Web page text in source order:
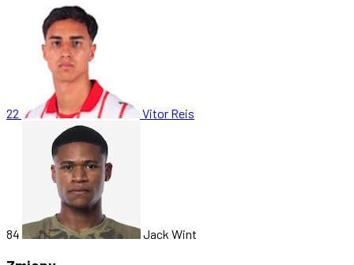
22 Vitor Reis
84 Jack Wint